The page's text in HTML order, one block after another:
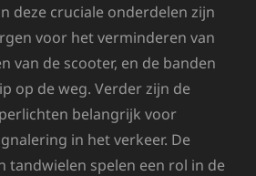
deze cruciale onderdelen zijn
voor het verminderen van
van de scooter, en de banden
op de weg. Verder zijn de
belangrijk voor
in het verkeer. De
tandwielen spelen een rol in de